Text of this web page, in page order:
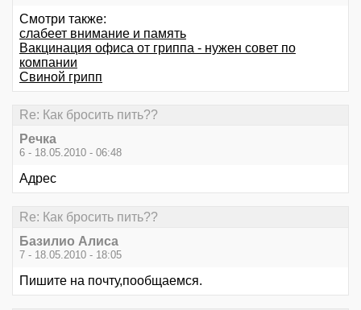
Смотри также:
слабеет внимание и память
Вакцинация офиса от гриппа - нужен совет по
компании
Свиной грипп
Re: Как бросить пить??
Речка
6 - 18.05.2010 - 06:48
Адрес
Re: Как бросить пить??
Базилио Алиса
7 - 18.05.2010 - 18:05
Пишите на почту,пообщаемся.